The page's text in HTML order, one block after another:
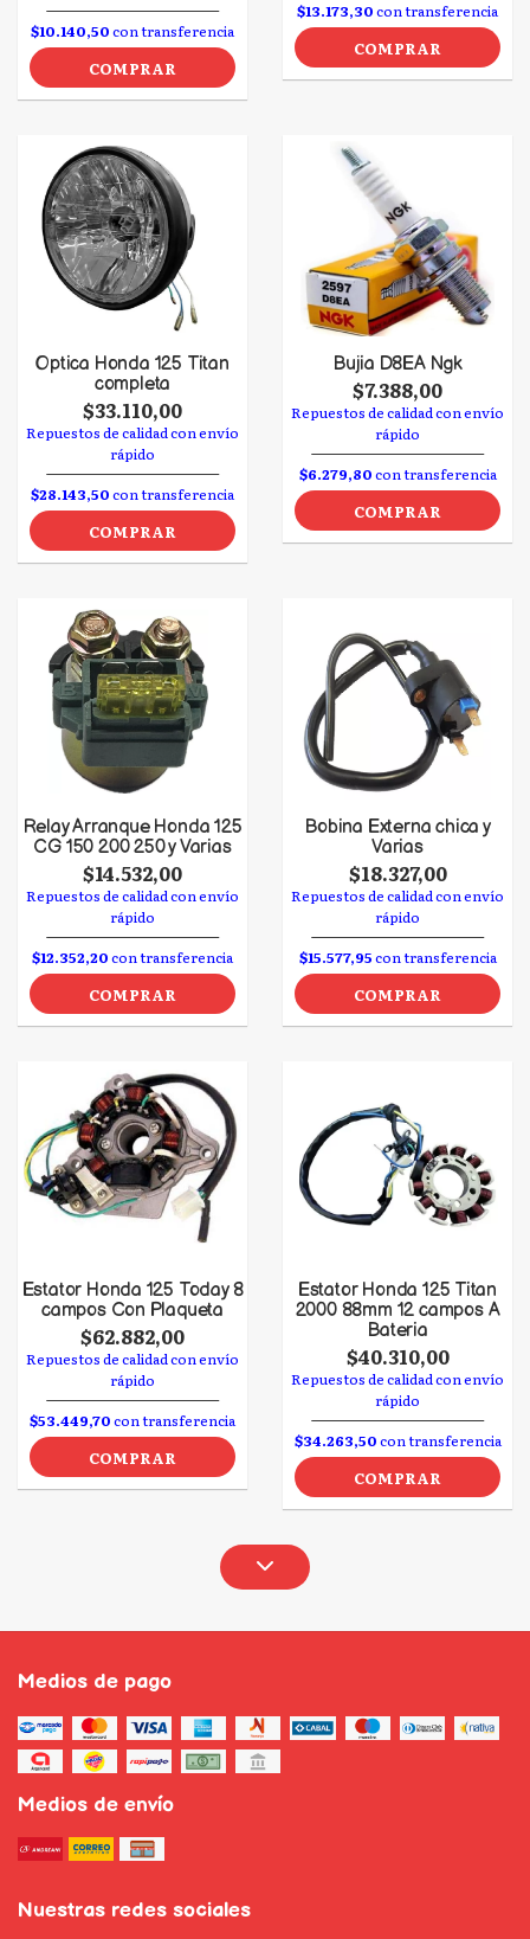
$10.140,50con transferencia
COMPRAR
$13.173,30con transferencia
COMPRAR
Optica Honda 125 Titan
completa
$33.110,00
Repuestos de calidad con envío
rápido
$28.143,50con transferencia
COMPRAR
Bujia D8EA Ngk
$7.388,00
Repuestos de calidad con envío
rápido
$6.279,80con transferencia
COMPRAR
Relay Arranque Honda 125
CG 150 200 250 y Varias
$14.532,00
Repuestos de calidad con envío
rápido
$12.352,20con transferencia
COMPRAR
Bobina Externa chica y
Varias
$18.327,00
Repuestos de calidad con envío
rápido
$15.577,95con transferencia
COMPRAR
Estator Honda 125 Today 8
campos Con Plaqueta
$62.882,00
Repuestos de calidad con envío
rápido
$53.449,70con transferencia
COMPRAR
Estator Honda 125 Titan
2000 88mm 12 campos A
Bateria
$40.310,00
Repuestos de calidad con envío
rápido
$34.263,50con transferencia
COMPRAR
Medios de pago
Medios de envío
Nuestras redes sociales